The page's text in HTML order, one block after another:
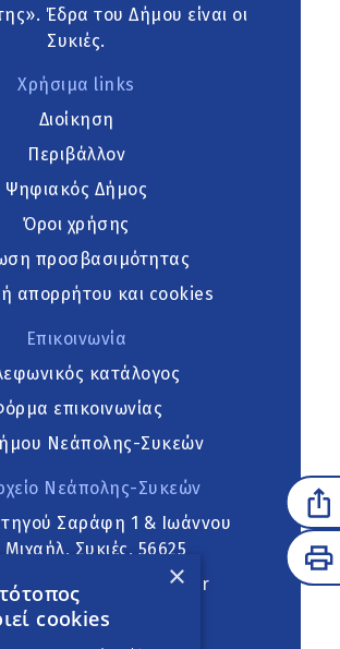
Έδρα του Δήμου είναι οι
Συκιές.
Χρήσιμα links
Διοίκηση
Περιβάλλον
Ψηφιακός Δήμος
Όροι χρήσης
προσβασιμότητας
απορρήτου και cookies
Επικοινωνία
κατάλογος
επικοινωνίας
Νεάπολης-Συκεών
Νεάπολης-Συκεών
Σαράφη 1 & Ιωάννου
Μιχαήλ, Συκιές, 56625
Ακολουθήστε
×
cookies